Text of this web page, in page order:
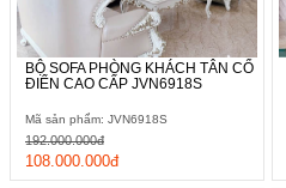
BỘ SOFA PHÒNG KHÁCH TÂN CỔ
ĐIỂN CAO CẤP JVN6918S
Mã sản phẩm: JVN6918S
108.000.000đ
192.000.000đ